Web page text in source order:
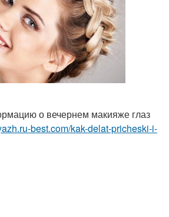
о вечернем макияже глаз
best.com/kak-delat-pricheski-i-